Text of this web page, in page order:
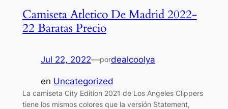
Camiseta Atletico De Madrid 2022-
22 Baratas Precio
Jul 22, 2022—pordealcoolya
en Uncategorized
La camiseta City Edition 2021 de Los Angeles Clippers
tiene los mismos colores que la versión Statement,